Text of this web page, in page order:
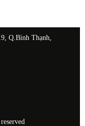
Q.Bình Thạnh,